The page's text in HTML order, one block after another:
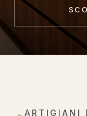
ARTIGIANI